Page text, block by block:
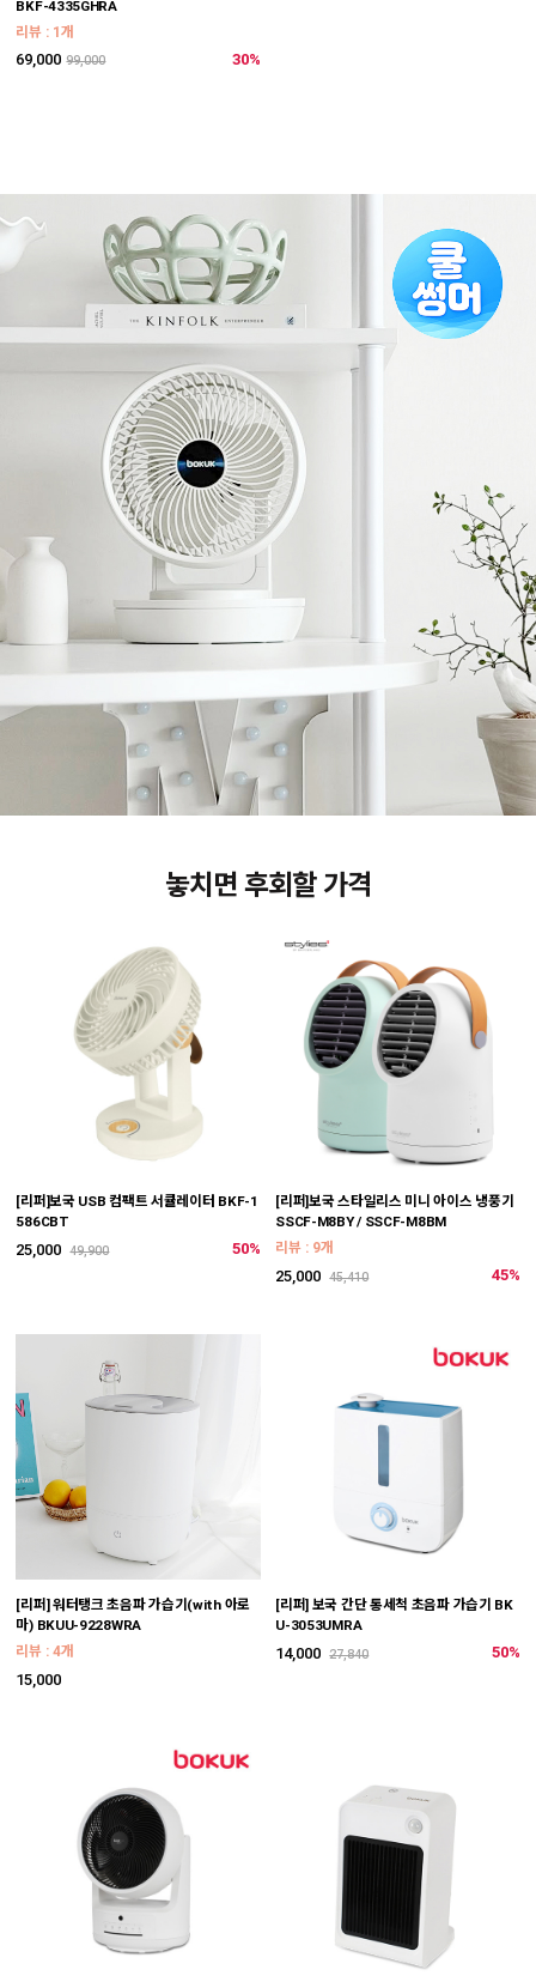
BKF-4335GHRA
리뷰 : 1개
69,000 99,000 30%
놓치면 후회할 가격
[리퍼]보국 USB 컴팩트 서큘레이터 BKF-1
586CBT
25,000 49,900 50%
[리퍼]보국 스타일리스 미니 아이스 냉풍기
SSCF-M8BY / SSCF-M8BM
리뷰 : 9개
25,000 45,410 45%
[리퍼] 워터탱크 초음파 가습기(with 아로
마) BKUU-9228WRA
리뷰 : 4개
15,000
[리퍼] 보국 간단 통세척 초음파 가습기 BK
U-3053UMRA
14,000 27,840 50%